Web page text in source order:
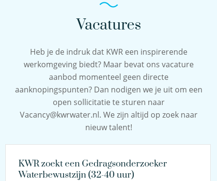
Vacatures
Heb je de indruk dat KWR een inspirerende
werkomgeving biedt? Maar bevat ons vacature
aanbod momenteel geen directe
aanknopingspunten? Dan nodigen we je uit om een
open sollicitatie te sturen naar
Vacancy@kwrwater.nl. We zijn altijd op zoek naar
nieuw talent!
KWR zoekt een Gedragsonderzoeker
Waterbewustzijn (32-40 uur)